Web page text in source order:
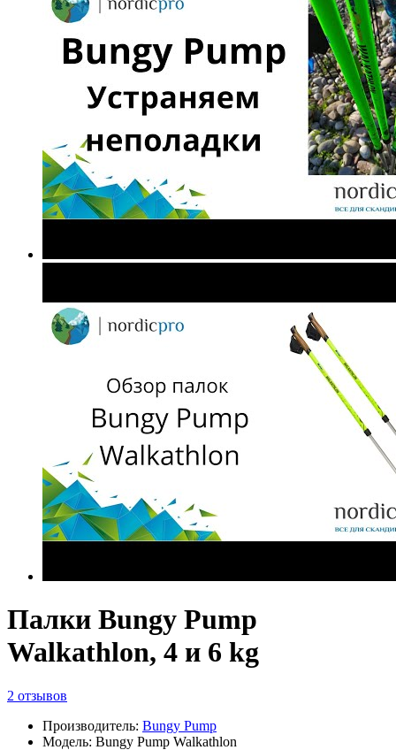
Палки Bungy Pump
Walkathlon, 4 и 6 kg
2 отзывов
Производитель: Bungy Pump
Модель: Bungy Pump Walkathlon